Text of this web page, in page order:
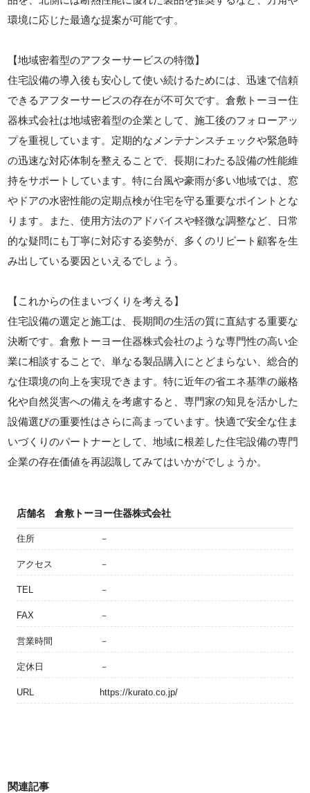
環境に応じた最適な提案が可能です。
【地域密着型のアフターサービスの特徴】
住宅設備の導入後も安心して使い続けるためには、迅速で信頼
できるアフターサービスの存在が不可欠です。倉敷トーヨー住
器株式会社は地域密着型の企業として、施工後のフォローアッ
プを重視しています。定期的なメンテナンスチェックや緊急時
の迅速な対応体制を整えることで、長期にわたる設備の性能維
持をサポートしています。特に台風や豪雨が多い地域では、窓
やドアの水密性能の定期点検が住宅を守る重要なポイントとな
ります。また、使用方法のアドバイスや軽微な調整など、日常
的な疑問にも丁寧に対応する姿勢が、多くのリピート顧客を生
み出している要因といえるでしょう。
【これからの住まいづくりを考える】
住宅設備の選定と施工は、長期間の生活の質に直結する重要な
決断です。倉敷トーヨー住器株式会社のような専門性の高い企
業に相談することで、単なる製品購入にとどまらない、総合的
な住環境の向上を実現できます。特に近年の省エネ基準の厳格
化や自然災害への備えを考慮すると、専門家の知見を活かした
設備選びの重要性はさらに高まっています。快適で安全な住ま
いづくりのパートナーとして、地域に根差した住宅設備の専門
企業の存在価値を再認識してみてはいかがでしょうか。
店舗名 倉敷トーヨー住器株式会社
住所 －
アクセス －
TEL －
FAX －
営業時間 －
定休日 －
URL https://kurato.co.jp/
関連記事